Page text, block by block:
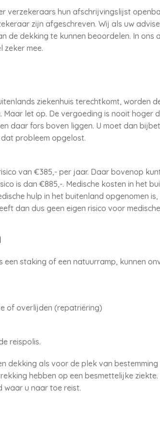
verzekeraars hun afschrijvingslijst
zijn afgeschreven. Wij als uw
de dekking te kunnen beoordelen. In ons
zeker mee.
ziekenhuis terechtkomt, worden
let op. De vergoeding is nooit hoger
daar fors boven liggen. U moet dan
probleem opgelost.
van €385,- per jaar. Daar bovenop
is dan €885,-. Medische kosten in het
hulp in het buitenland opgenomen
dan dus geen eigen risico voor
staking of een natuurramp, kunnen
of overlijden (repatriëring)
reispolis.
dekking als voor de plek van
hebben op een besmettelijke
waar u naar toe reist.